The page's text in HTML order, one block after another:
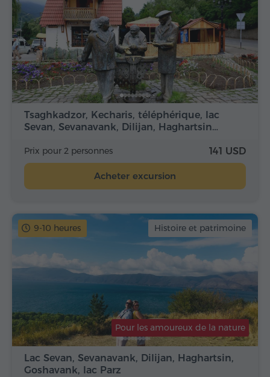
Tsaghkadzor, Kecharis, téléphérique, lac
Sevan, Sevanavank, Dilijan, Haghartsin…
Prix pour 2 personnes 141 USD
Acheter excursion
9-10 heures Histoire et patrimoine
Lac Sevan, Sevanavank, Dilijan, Haghartsin,
Goshavank, lac Parz
Pour les amoureux de la nature